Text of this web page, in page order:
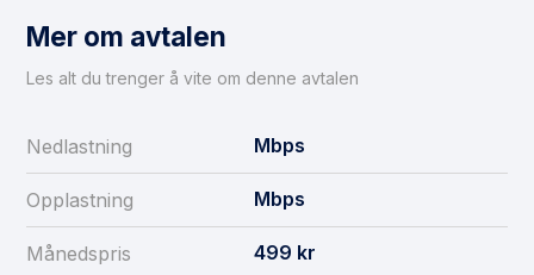
Mer om avtalen
Les alt du trenger å vite om denne avtalen
Nedlastning Mbps
Opplastning Mbps
Månedspris 499 kr